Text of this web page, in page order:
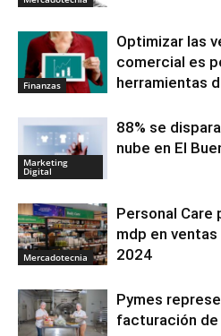
Finanzas
Optimizar las
comercial es
herramientas
Marketing
Digital
88% se
nube en El
Mercadotecnia
Personal Care
mdp en
2024
Pymes
facturación